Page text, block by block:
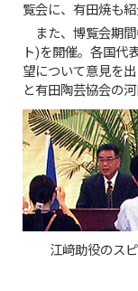
覧会に、有田焼も紹
また、博覧会期間
ト)を開催。各国代
望について意見を
と有田陶芸協会の
江﨑助役のス